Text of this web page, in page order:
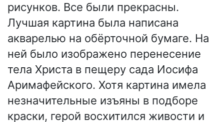
рисунков. Все были прекрасны.
Лучшая картина была написана
акварелью на обёрточной бумаге. На
ней было изображено перенесение
тела Христа в пещеру сада Иосифа
Аримафейского. Хотя картина имела
незначительные изъяны в подборе
краски, герой восхитился живости и